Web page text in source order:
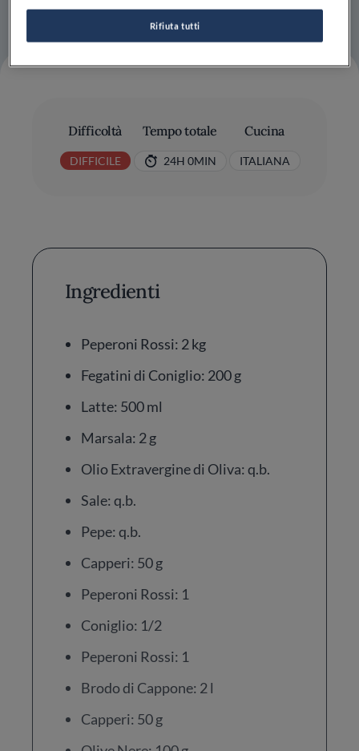
Difficoltà
DIFFICILE
Tempo totale
24H 0MIN
Cucina
ITALIANA
Ingredienti
Peperoni Rossi: 2 kg
Fegatini di Coniglio: 200 g
Latte: 500 ml
Marsala: 2 g
Olio Extravergine di Oliva: q.b.
Sale: q.b.
Pepe: q.b.
Capperi: 50 g
Peperoni Rossi: 1
Coniglio: 1/2
Peperoni Rossi: 1
Brodo di Cappone: 2 l
Capperi: 50 g
Rifiuta tutti